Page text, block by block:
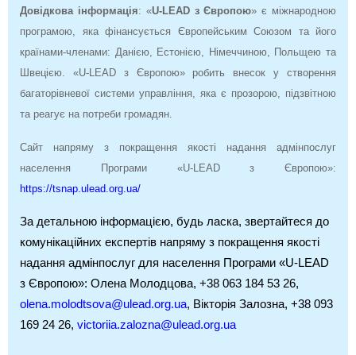
Довідкова інформація: «U-LEAD з Європою» є міжнародною
програмою, яка фінансується Європейським Союзом та його
країнами-членами: Данією, Естонією, Німеччиною, Польщею та
Швецією. «U-LEAD з Європою» робить внесок у створення
багаторівневої системи управління, яка є прозорою, підзвітною
та реагує на потреби громадян.
Сайт напряму з покращення якості надання адмінпослуг
населення Програми «U-LEAD з Європою»:
https://tsnap.ulead.org.ua/
За детальною інформацією, будь ласка, звертайтеся до
комунікаційних експертів напряму з покращення якості
надання адмінпослуг для населення Програми «U-LEAD
з Європою»: Олена Молодцова, +38 063 184 53 26,
olena.molodtsova@ulead.org.ua, Вікторія Залозна, +38 093
169 24 26, victoriia.zalozna@ulead.org.ua